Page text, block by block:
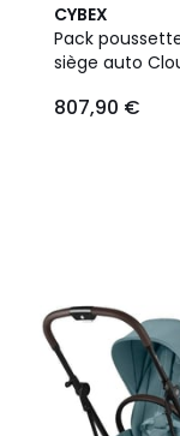
CYBEX
Pack
siège auto
807,90 €